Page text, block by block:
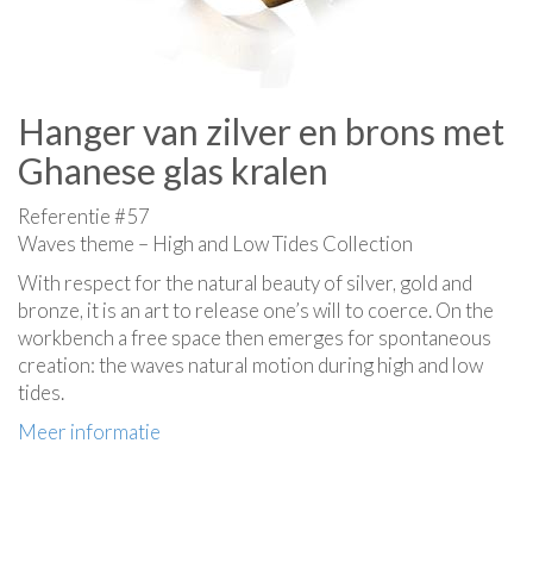
Hanger van zilver en brons met
Ghanese glas kralen
Referentie #57
Waves theme – High and Low Tides Collection
With respect for the natural beauty of silver, gold and
bronze, it is an art to release one’s will to coerce. On the
workbench a free space then emerges for spontaneous
creation: the waves natural motion during high and low
tides.
Meer informatie